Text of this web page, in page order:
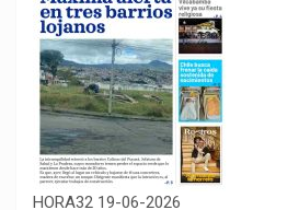
HORA32 19-06-2026